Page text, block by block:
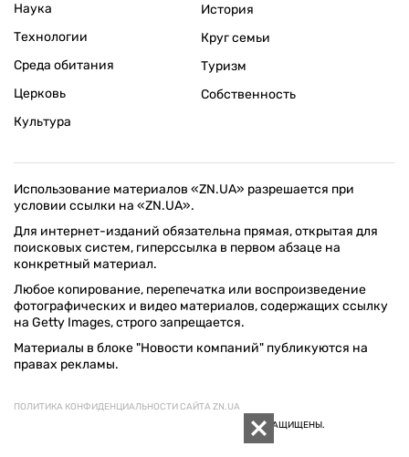
Наука
Технологии
Среда обитания
Церковь
Культура
История
Круг семьи
Туризм
Собственность
Использование материалов «ZN.UA» разрешается при
условии ссылки на «ZN.UA».
Для интернет-изданий обязательна прямая, открытая для
поисковых систем, гиперссылка в первом абзаце на
конкретный материал.
Любое копирование, перепечатка или воспроизведение
фотографических и видео материалов, содержащих ссылку
на Getty Images, строго запрещается.
Материалы в блоке "Новости компаний" публикуются на
правах рекламы.
ПОЛИТИКА КОНФИДЕНЦИАЛЬНОСТИ САЙТА ZN.UA
© 1994–2026 «ЗЕРКАЛО НЕДЕЛИ. УКРАИНА». ВСЕ ПРАВА ЗАЩИЩЕНЫ.